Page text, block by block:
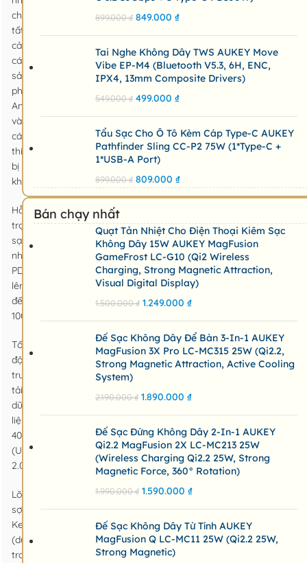
cho
tất
cả
các
sản
phẩm
Android/Apple
và
các
thiết
bị
khác
Hỗ
trợ
sạc
nhanh
PD
lên
đến
100w
Tốc
độ
truyền
tải
dữ
liệu
40MB/S
(USB
2.0)
Lõi
sợi
Kevlar
(dùng
trong
899.000₫ 849.000 ₫
Tai Nghe Không Dây TWS AUKEY Move
Vibe EP-M4 (Bluetooth V5.3, 6H, ENC,
IPX4, 13mm Composite Drivers)
549.000₫ 499.000 ₫
Tẩu Sạc Cho Ô Tô Kèm Cáp Type-C AUKEY
Pathfinder Sling CC-P2 75W (1*Type-C +
1*USB-A Port)
899.000₫ 809.000 ₫
Bán chạy nhất
Quạt Tản Nhiệt Cho Điện Thoại Kiêm Sạc
Không Dây 15W AUKEY MagFusion
GameFrost LC-G10 (Qi2 Wireless
Charging, Strong Magnetic Attraction,
Visual Digital Display)
1.500.000₫ 1.249.000 ₫
Đế Sạc Không Dây Để Bàn 3-In-1 AUKEY
MagFusion 3X Pro LC-MC315 25W (Qi2.2,
Strong Magnetic Attraction, Active Cooling
System)
2.190.000₫ 1.890.000 ₫
Đế Sạc Đứng Không Dây 2-In-1 AUKEY
Qi2.2 MagFusion 2X LC-MC213 25W
(Wireless Charging Qi2.2 25W, Strong
Magnetic Force, 360° Rotation)
1.990.000₫ 1.590.000 ₫
Đế Sạc Không Dây Từ Tính AUKEY
MagFusion Q LC-MC11 25W (Qi2.2 25W,
Strong Magnetic)